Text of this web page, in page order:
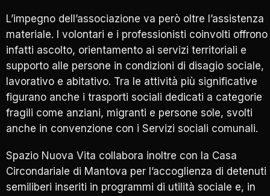
L’impegno dell’associazione va però oltre l’assistenza
materiale. I volontari e i professionisti coinvolti offrono
infatti ascolto, orientamento ai servizi territoriali e
supporto alle persone in condizioni di disagio sociale,
lavorativo e abitativo. Tra le attività più significative
figurano anche i trasporti sociali dedicati a categorie
fragili come anziani, migranti e persone sole, svolti
anche in convenzione con i Servizi sociali comunali.
Spazio Nuova Vita collabora inoltre con la Casa
Circondariale di Mantova per l’accoglienza di detenuti
semiliberi inseriti in programmi di utilità sociale e, in